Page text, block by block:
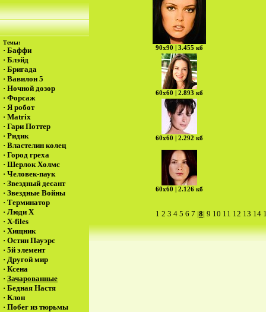
Темы:
· Баффи
· Блэйд
· Бригада
· Вавилон 5
· Ночной дозор
· Форсаж
· Я робот
· Matrix
· Гари Поттер
· Ридик
· Властелин колец
· Город греха
· Шерлок Холмс
· Человек-паук
· Звездный десант
· Звездные Войны
· Терминатор
· Люди Х
· X-files
· Хищник
· Остин Пауэрс
· 5й элемент
· Другой мир
· Ксена
· Зачарованные
· Бедная Настя
· Клон
· Побег из тюрьмы
90х90 | 3.455 кб
60х60 | 2.893 кб
60х60 | 2.292 кб
60х60 | 2.126 кб
1 2 3 4 5 6 7 |8| 9 10 11 12 13 14